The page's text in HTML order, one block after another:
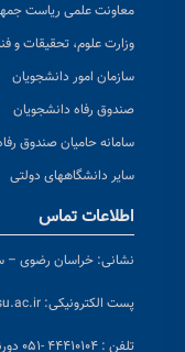
معاونت علمی ریاست
وزارت علوم، تحقیقات و
سازمان امور دانشجویان
صندوق رفاه دانشجویان
سامانه حامیان صندوق
سایر دانشگاههای دولتی
اطلاعات تماس
نشانی: خراسان رضوی –
پست الکترونیکی:
تلفن : ۴۴۴۱۰۱۰۴ -۰۵۱